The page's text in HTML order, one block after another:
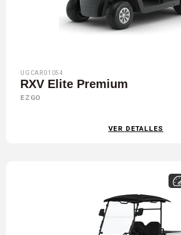
UGCAR01054
RXV Elite Premium
EZGO
VER DETALLES